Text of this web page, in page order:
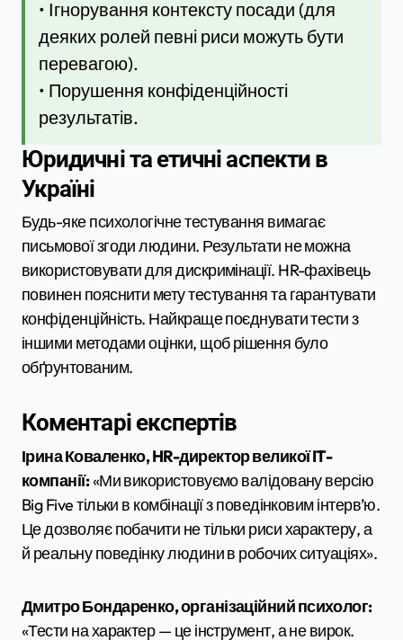
• Ігнорування контексту посади (для
деяких ролей певні риси можуть бути
перевагою).
• Порушення конфіденційності
результатів.
Юридичні та етичні аспекти в
Україні
Будь-яке психологічне тестування вимагає
письмової згоди людини. Результати не можна
використовувати для дискримінації. HR-фахівець
повинен пояснити мету тестування та гарантувати
конфіденційність. Найкраще поєднувати тести з
іншими методами оцінки, щоб рішення було
обґрунтованим.
Коментарі експертів
Ірина Коваленко, HR-директор великої IT-
компанії:«Ми використовуємо валідовану версію
Big Five тільки в комбінації з поведінковим інтерв’ю.
Це дозволяє побачити не тільки риси характеру, а
й реальну поведінку людини в робочих ситуаціях».
Дмитро Бондаренко, організаційний психолог:
«Тести на характер — це інструмент, а не вирок.